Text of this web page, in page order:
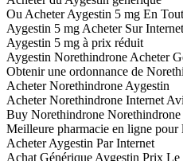
Ou Acheter Aygestin 5 mg En
Aygestin 5 mg Acheter Sur Internet
Aygestin 5 mg à prix réduit
Aygestin Norethindrone Acheter
Obtenir une ordonnance de
Acheter Norethindrone Aygestin
Acheter Norethindrone Internet
Buy Norethindrone
Meilleure pharmacie en ligne pour
Acheter Aygestin Par Internet
Achat Générique Aygestin Prix